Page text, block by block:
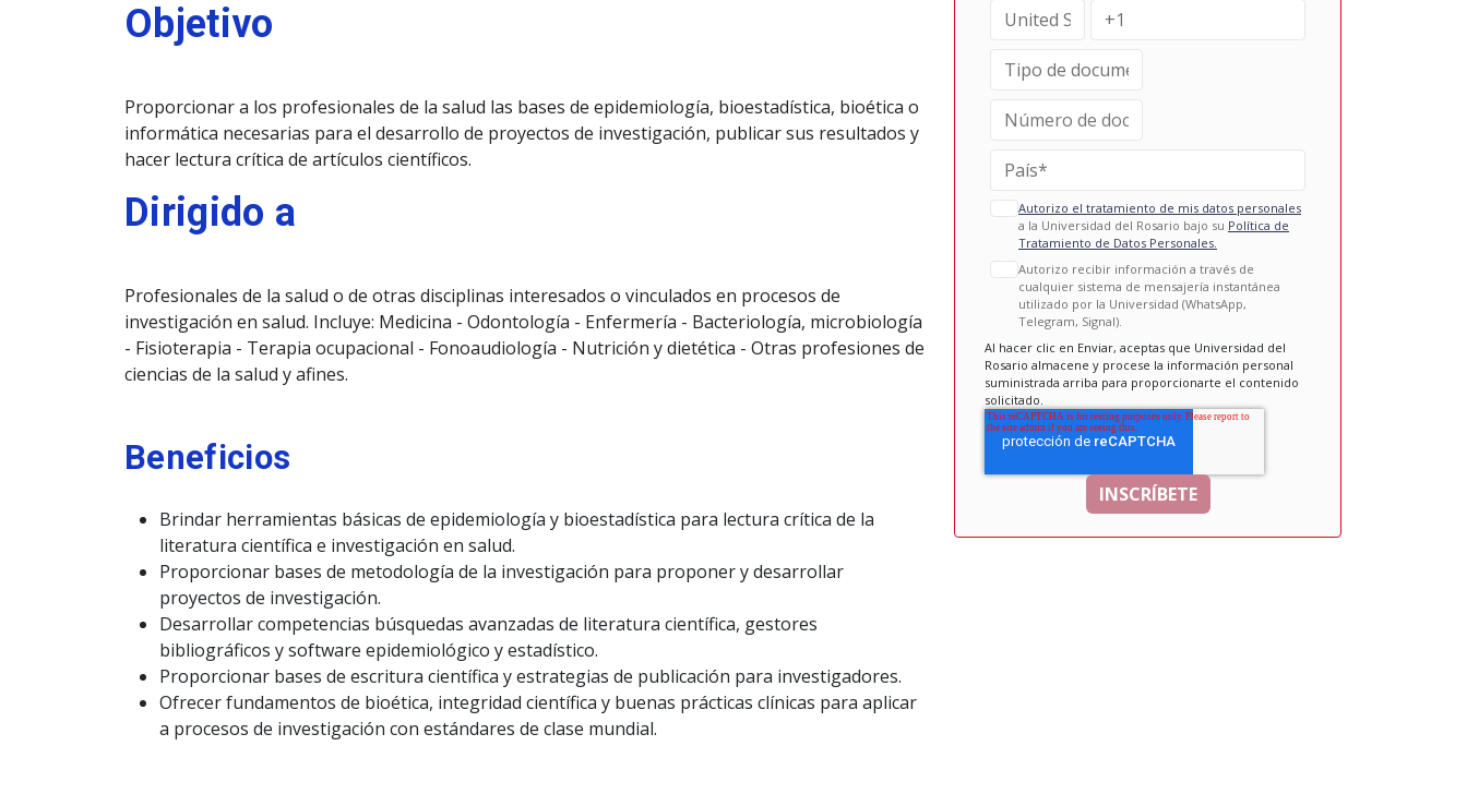
Objetivo
Proporcionar a los profesionales de la salud las bases de epidemiología, bioestadística, bioética o
informática necesarias para el desarrollo de proyectos de investigación, publicar sus resultados y
hacer lectura crítica de artículos científicos.
Dirigido a
Profesionales de la salud o de otras disciplinas interesados o vinculados en procesos de
investigación en salud. Incluye: Medicina - Odontología - Enfermería - Bacteriología, microbiología
- Fisioterapia - Terapia ocupacional - Fonoaudiología - Nutrición y dietética - Otras profesiones de
ciencias de la salud y afines.
Beneficios
Brindar herramientas básicas de epidemiología y bioestadística para lectura crítica de la
literatura científica e investigación en salud.
Proporcionar bases de metodología de la investigación para proponer y desarrollar
proyectos de investigación.
Desarrollar competencias búsquedas avanzadas de literatura científica, gestores
bibliográficos y software epidemiológico y estadístico.
Proporcionar bases de escritura científica y estrategias de publicación para investigadores.
Ofrecer fundamentos de bioética, integridad científica y buenas prácticas clínicas para aplicar
a procesos de investigación con estándares de clase mundial.
Autorizo el tratamiento de mis datos personales
a la Universidad del Rosario bajo su Política de
Tratamiento de Datos Personales.
Autorizo recibir información a través de
cualquier sistema de mensajería instantánea
utilizado por la Universidad (WhatsApp,
Telegram, Signal).
Al hacer clic en Enviar, aceptas que Universidad del
Rosario almacene y procese la información personal
suministrada arriba para proporcionarte el contenido
solicitado.